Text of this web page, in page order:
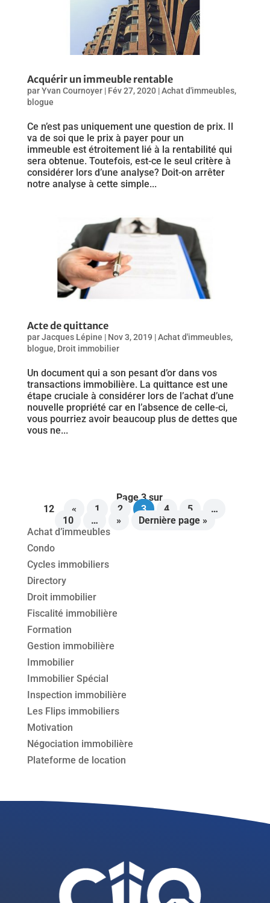
Acquérir un immeuble rentable
parYvan Cournoyer| Fév 27, 2020|Achat d'immeubles,
blogue
Ce n’est pas uniquement une question de prix. Il
va de soi que le prix à payer pour un
immeuble est étroitement lié à la rentabilité qui
sera obtenue. Toutefois, est-ce le seul critère à
considérer lors d’une analyse? Doit-on arrêter
notre analyse à cette simple...
Acte de quittance
parJacques Lépine | Nov 3, 2019 |Achat d'immeubles,
blogue, Droit immobilier
Un document qui a son pesant d’or dans vos
transactions immobilière. La quittance est une
étape cruciale à considérer lors de l’achat d’une
nouvelle propriété car en l’absence de celle-ci,
vous pourriez avoir beaucoup plus de dettes que
vous ne...
Page 3 sur
12
« 1 2 3 4 5
…
10
… »
Dernière page »
Achat d’immeubles
Condo
Cycles immobiliers
Directory
Droit immobilier
Fiscalité immobilière
Formation
Gestion immobilière
Immobilier
Immobilier Spécial
Inspection immobilière
Les Flips immobiliers
Motivation
Négociation immobilière
Plateforme de location